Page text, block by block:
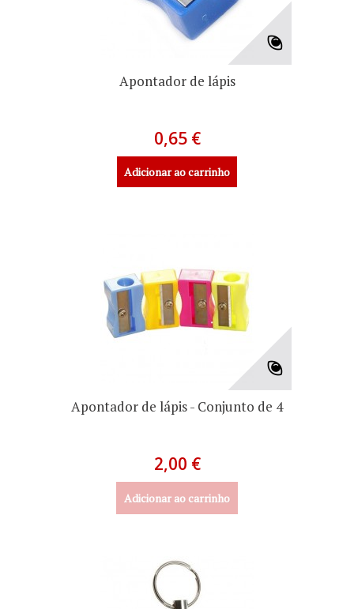
Apontador de lápis
0,65 €
Adicionar ao carrinho
Apontador de lápis - Conjunto de 4
2,00 €
Adicionar ao carrinho